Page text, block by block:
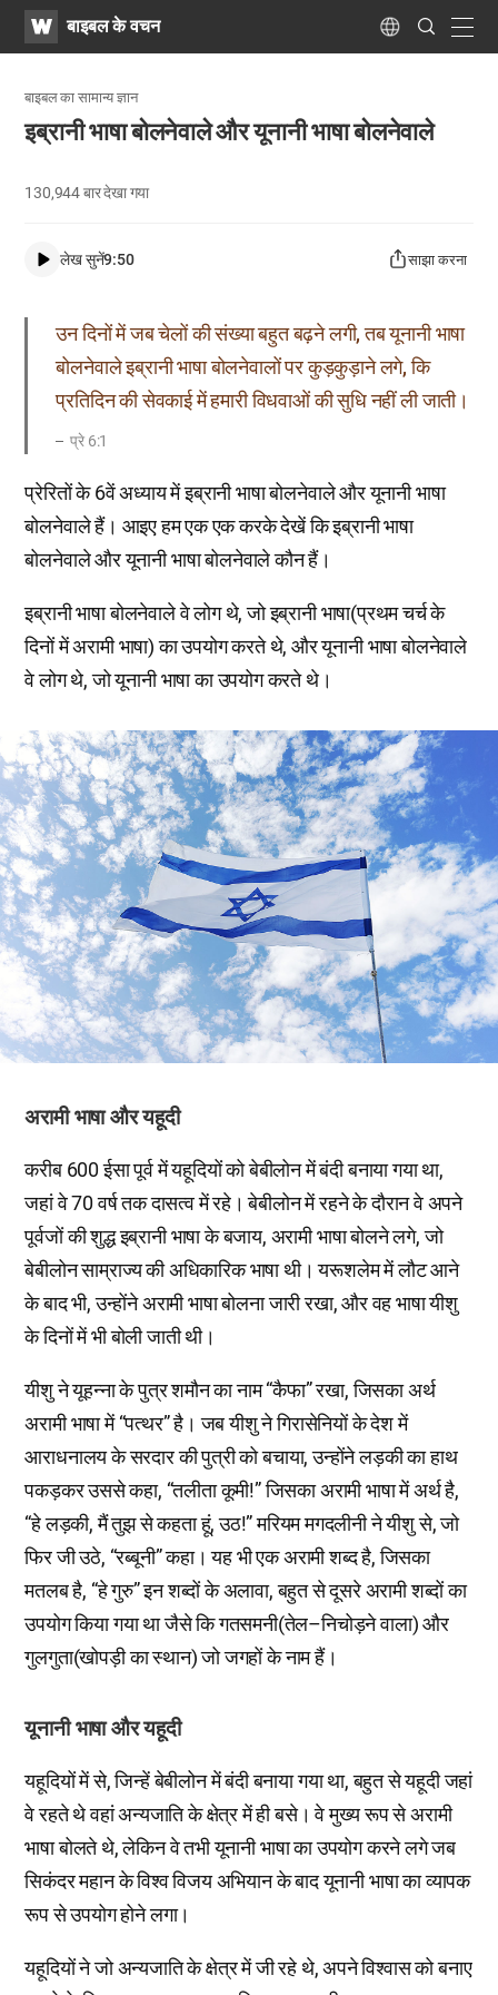
WATVबाइबल के वचन Language
Search
Submit
बाइबल का सामान्य ज्ञान
इब्रानी भाषा बोलनेवाले और यूनानी भाषा बोलनेवाले
130,944बार देखा गया
लेख सुनें9:50 साझा करना
उन दिनों में जब चेलों की संख्या बहुत बढ़ने लगी, तब यूनानी भाषा
बोलनेवाले इब्रानी भाषा बोलनेवालों पर कुड़कुड़ाने लगे, कि
प्रतिदिन की सेवकाई में हमारी विधवाओं की सुधि नहीं ली जाती।
प्रे 6:1
प्रेरितों के 6वें अध्याय में इब्रानी भाषा बोलनेवाले और यूनानी भाषा
बोलनेवाले हैं। आइए हम एक एक करके देखें कि इब्रानी भाषा
बोलनेवाले और यूनानी भाषा बोलनेवाले कौन हैं।
इब्रानी भाषा बोलनेवाले वे लोग थे, जो इब्रानी भाषा(प्रथम चर्च के
दिनों में अरामी भाषा) का उपयोग करते थे, और यूनानी भाषा बोलनेवाले
वे लोग थे, जो यूनानी भाषा का उपयोग करते थे।
अरामी भाषा और यहूदी
करीब 600 ईसा पूर्व में यहूदियों को बेबीलोन में बंदी बनाया गया था,
जहां वे 70 वर्ष तक दासत्व में रहे। बेबीलोन में रहने के दौरान वे अपने
पूर्वजों की शुद्ध इब्रानी भाषा के बजाय, अरामी भाषा बोलने लगे, जो
बेबीलोन साम्राज्य की अधिकारिक भाषा थी। यरूशलेम में लौट आने
के बाद भी, उन्होंने अरामी भाषा बोलना जारी रखा, और वह भाषा यीशु
के दिनों में भी बोली जाती थी।
यीशु ने यूहन्ना के पुत्र शमौन का नाम “कैफा” रखा, जिसका अर्थ
अरामी भाषा में “पत्थर” है। जब यीशु ने गिरासेनियों के देश में
आराधनालय के सरदार की पुत्री को बचाया, उन्होंने लड़की का हाथ
पकड़कर उससे कहा, “तलीता कूमी!” जिसका अरामी भाषा में अर्थ है,
“हे लड़की, मैं तुझ से कहता हूं, उठ!” मरियम मगदलीनी ने यीशु से, जो
फिर जी उठे, “रब्बूनी” कहा। यह भी एक अरामी शब्द है, जिसका
मतलब है, “हे गुरु” इन शब्दों के अलावा, बहुत से दूसरे अरामी शब्दों का
उपयोग किया गया था जैसे कि गतसमनी(तेल–निचोड़ने वाला) और
गुलगुता(खोपड़ी का स्थान) जो जगहों के नाम हैं।
यूनानी भाषा और यहूदी
यहूदियों में से, जिन्हें बेबीलोन में बंदी बनाया गया था, बहुत से यहूदी जहां
वे रहते थे वहां अन्यजाति के क्षेत्र में ही बसे। वे मुख्य रूप से अरामी
भाषा बोलते थे, लेकिन वे तभी यूनानी भाषा का उपयोग करने लगे जब
सिकंदर महान के विश्व विजय अभियान के बाद यूनानी भाषा का व्यापक
रूप से उपयोग होने लगा।
यहूदियों ने जो अन्यजाति के क्षेत्र में जी रहे थे, अपने विश्वास को बनाए